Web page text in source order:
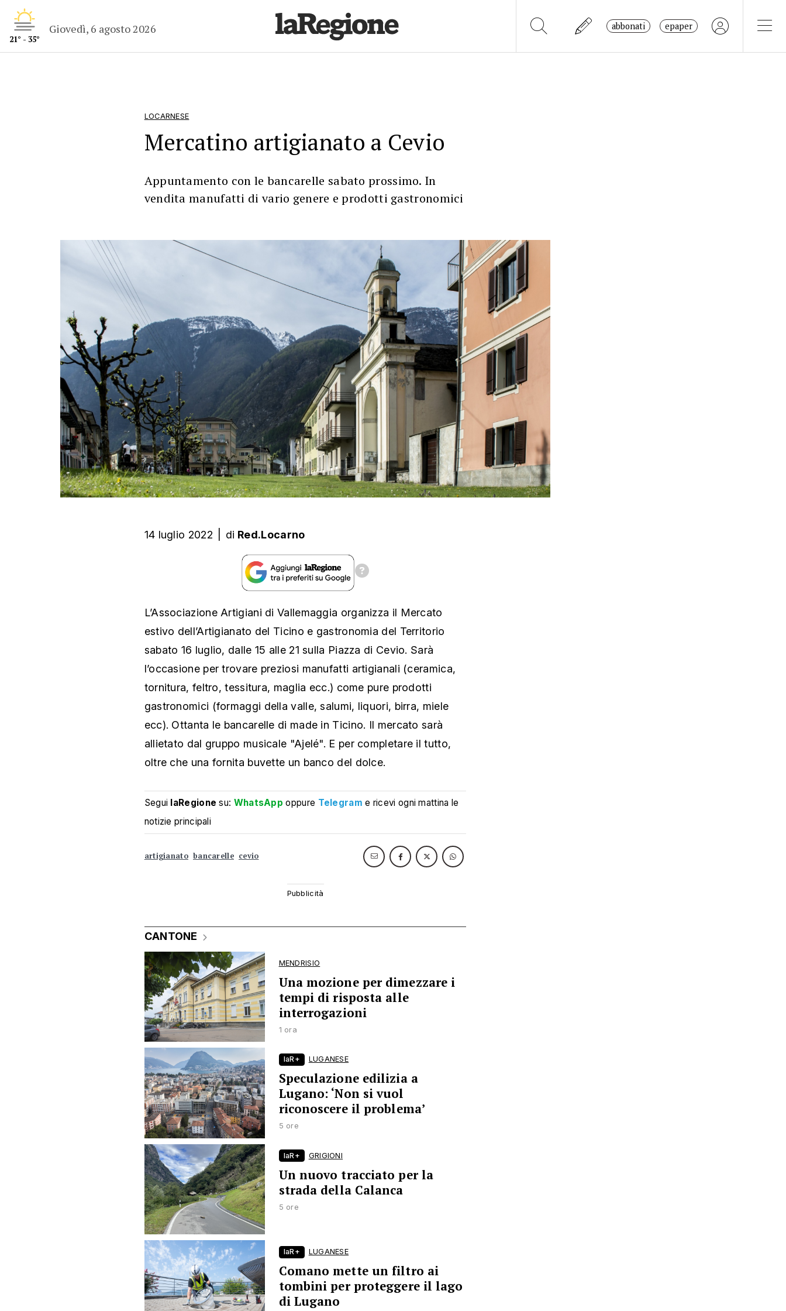
21° - 35°
Giovedì, 6 agosto 2026 abbonati epaper
LOCARNESE
Mercatino artigianato a Cevio
Appuntamento con le bancarelle sabato prossimo. In
vendita manufatti di vario genere e prodotti gastronomici
14 luglio 2022 di Red.Locarno
L’Associazione Artigiani di Vallemaggia organizza il Mercato
estivo dell’Artigianato del Ticino e gastronomia del Territorio
sabato 16 luglio, dalle 15 alle 21 sulla Piazza di Cevio. Sarà
l’occasione per trovare preziosi manufatti artigianali (ceramica,
tornitura, feltro, tessitura, maglia ecc.) come pure prodotti
gastronomici (formaggi della valle, salumi, liquori, birra, miele
ecc). Ottanta le bancarelle di made in Ticino. Il mercato sarà
allietato dal gruppo musicale "Ajelé". E per completare il tutto,
oltre che una fornita buvette un banco del dolce.
Segui laRegione su: WhatsApp oppure Telegram e ricevi ogni mattina le
notizie principali
artigianato bancarelle cevio
CANTONE
MENDRISIO
Una mozione per dimezzare i
tempi di risposta alle
interrogazioni
1 ora
laR+ LUGANESE
Speculazione edilizia a
Lugano: ‘Non si vuol
riconoscere il problema’
5 ore
laR+ GRIGIONI
Un nuovo tracciato per la
strada della Calanca
5 ore
laR+ LUGANESE
Comano mette un filtro ai
tombini per proteggere il lago
di Lugano